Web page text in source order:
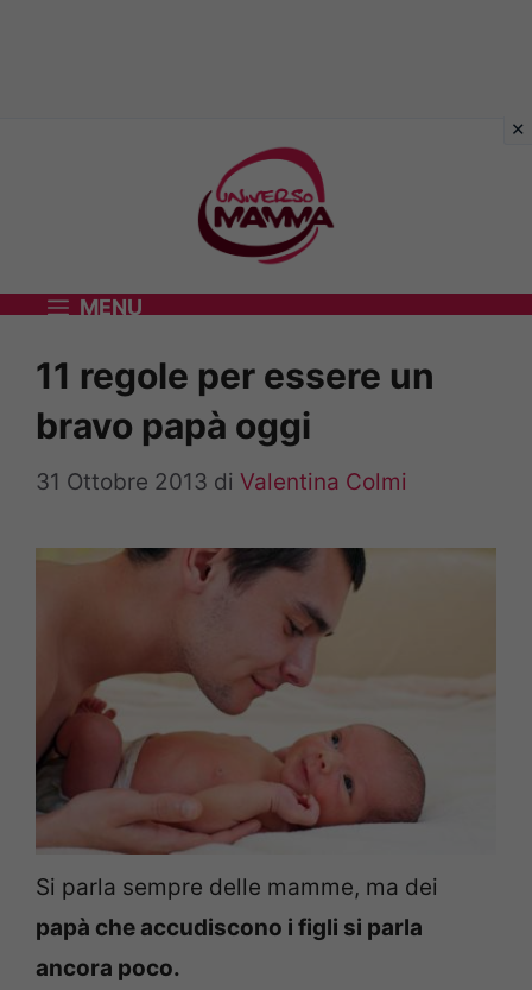
MENU
11 regole per essere un
bravo papà oggi
31 Ottobre 2013 di Valentina Colmi
Si parla sempre delle mamme, ma dei
papà che accudiscono i figli si parla
ancora poco.